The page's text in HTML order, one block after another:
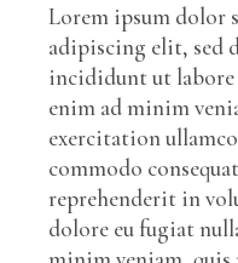
Lorem ipsum dolor
adipiscing elit, sed
incididunt ut labore
enim ad minim
exercitation
commodo
reprehenderit in
dolore eu fugiat